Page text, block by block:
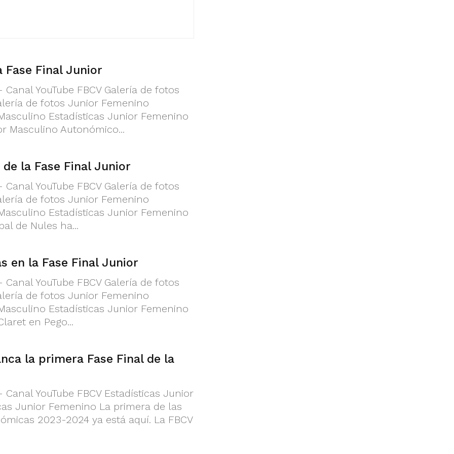
Fase Final Junior
YouTube FBCV Galería de fotos
de fotos Junior Femenino
Estadísticas Junior Femenino
Masculino Autonómico...
la Fase Final Junior
YouTube FBCV Galería de fotos
de fotos Junior Femenino
Estadísticas Junior Femenino
de Nules ha...
en la Fase Final Junior
YouTube FBCV Galería de fotos
de fotos Junior Femenino
Estadísticas Junior Femenino
en Pego...
la primera Fase Final de la
YouTube FBCV Estadísticas Junior
Junior Femenino La primera de las
2023-2024 ya está aquí. La FBCV